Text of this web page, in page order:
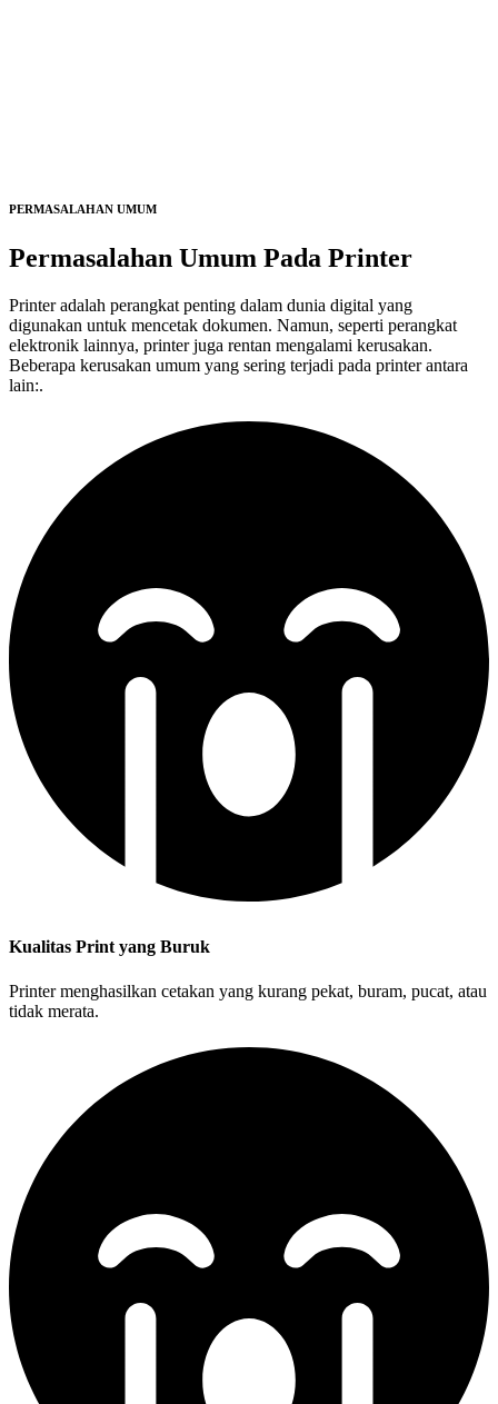
PERMASALAHAN UMUM
Permasalahan Umum Pada Printer
Printer adalah perangkat penting dalam dunia digital yang
digunakan untuk mencetak dokumen. Namun, seperti perangkat
elektronik lainnya, printer juga rentan mengalami kerusakan.
Beberapa kerusakan umum yang sering terjadi pada printer antara
lain:.
Kualitas Print yang Buruk
Printer menghasilkan cetakan yang kurang pekat, buram, pucat, atau
tidak merata.